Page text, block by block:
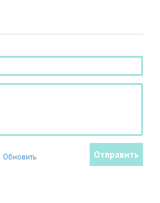
Обновить